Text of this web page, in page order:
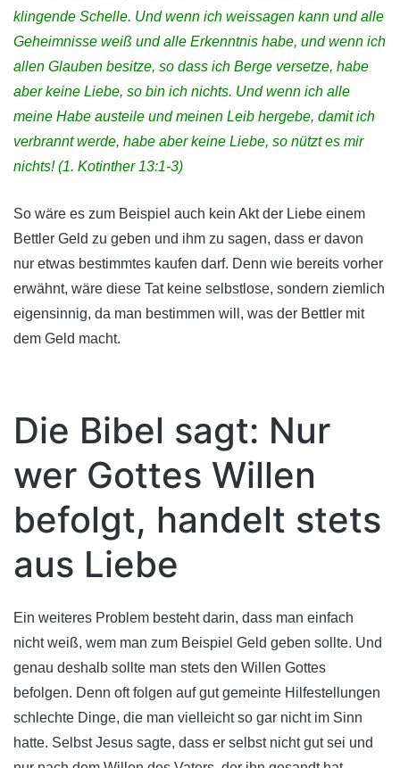
klingende Schelle. Und wenn ich weissagen kann und alle
Geheimnisse weiß und alle Erkenntnis habe, und wenn ich
allen Glauben besitze, so dass ich Berge versetze, habe
aber keine Liebe, so bin ich nichts. Und wenn ich alle
meine Habe austeile und meinen Leib hergebe, damit ich
verbrannt werde, habe aber keine Liebe, so nützt es mir
nichts! (1. Kotinther 13:1-3)
So wäre es zum Beispiel auch kein Akt der Liebe einem
Bettler Geld zu geben und ihm zu sagen, dass er davon
nur etwas bestimmtes kaufen darf. Denn wie bereits vorher
erwähnt, wäre diese Tat keine selbstlose, sondern ziemlich
eigensinnig, da man bestimmen will, was der Bettler mit
dem Geld macht.
Die Bibel sagt: Nur
wer Gottes Willen
befolgt, handelt stets
aus Liebe
Ein weiteres Problem besteht darin, dass man einfach
nicht weiß, wem man zum Beispiel Geld geben sollte. Und
genau deshalb sollte man stets den Willen Gottes
befolgen. Denn oft folgen auf gut gemeinte Hilfestellungen
schlechte Dinge, die man vielleicht so gar nicht im Sinn
hatte. Selbst Jesus sagte, dass er selbst nicht gut sei und